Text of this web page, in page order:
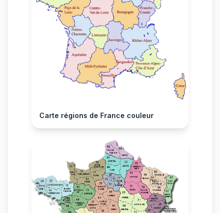
Carte régions de France couleur